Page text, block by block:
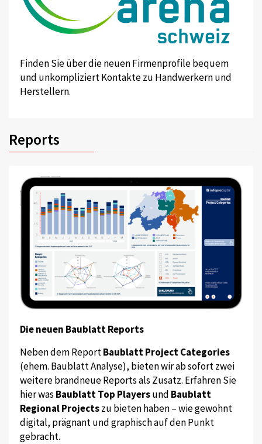
Finden Sie über die neuen Firmenprofile bequem
und unkompliziert Kontakte zu Handwerkern und
Herstellern.
Reports
Die neuen Baublatt Reports
Neben dem ReportBaublatt Project Categories
(ehem. Baublatt Analyse), bieten wir ab sofort zwei
weitere brandneue Reports als Zusatz. Erfahren Sie
hier was Baublatt Top Playersund Baublatt
Regional Projectszu bieten haben – wie gewohnt
digital, prägnant und graphisch auf den Punkt
gebracht.